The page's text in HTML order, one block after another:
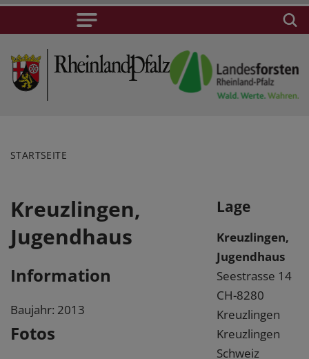
STARTSEITE
Kreuzlingen,
Jugendhaus
Information
Baujahr: 2013
Fotos
Lage
Kreuzlingen,
Jugendhaus
Seestrasse 14
CH-8280
Kreuzlingen
Kreuzlingen
Schweiz